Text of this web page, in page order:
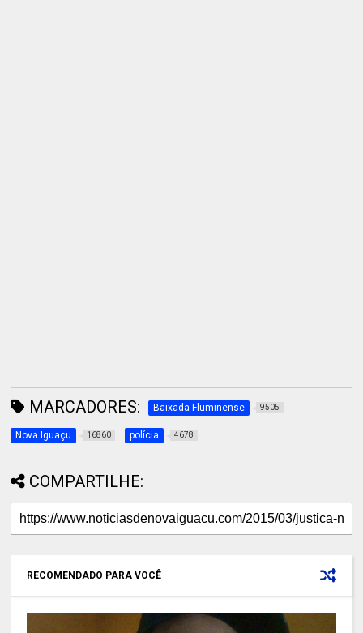
MARCADORES: Baixada Fluminense 9505
Nova Iguaçu 16860 polícia 4678
COMPARTILHE:
RECOMENDADO PARA VOCÊ